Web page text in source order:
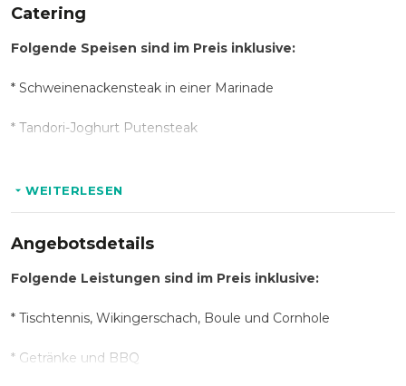
Catering
Folgende Speisen sind im Preis inklusive:
* Schweinenackensteak in einer Marinade
* Tandori-Joghurt Putensteak
WEITERLESEN
Angebotsdetails
Folgende Leistungen sind im Preis inklusive:
* Tischtennis, Wikingerschach, Boule und Cornhole
* Getränke und BBQ